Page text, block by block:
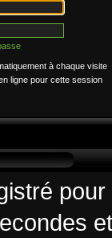
à chaque visite
ligne pour cette session